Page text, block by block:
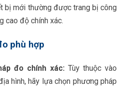
bị mới thường được trang bị công
cao độ chính xác.
phù hợp
đo chính xác: Tùy thuộc vào
hình, hãy lựa chọn phương pháp